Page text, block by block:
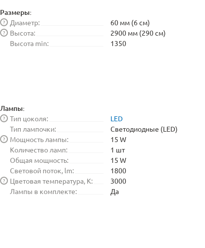
Размеры:
Диаметр:
?
60 мм (6 см)
Высота:
?
2900 мм (290 см)
Высота min:
1350
Лампы:
Тип цоколя:
?
LED
Тип лампочки:
Светодиодные (LED)
Мощность лампы:
?
15 W
Количество ламп:
1 шт
Общая мощность:
15 W
Световой поток, lm:
1800
Цветовая температура, K:
?
3000
Лампы в комплекте:
Да